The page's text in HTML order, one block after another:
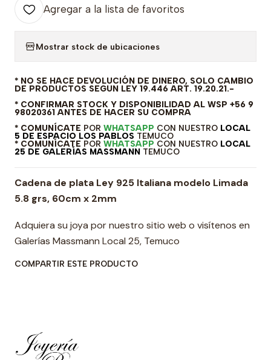
Agregar a la lista de favoritos
Mostrar stock de ubicaciones
* NO SE HACE DEVOLUCIÓN DE DINERO, SOLO CAMBIO
DE PRODUCTOS SEGUN LEY 19.446 ART. 19.20.21.-
* CONFIRMAR STOCK Y DISPONIBILIDAD AL WSP +56 9
98020361 ANTES DE HACER SU COMPRA
* COMUNÍCATE POR WHATSAPP CON NUESTRO LOCAL
5 DE ESPACIO LOS PABLOS TEMUCO
* COMUNÍCATE POR WHATSAPP CON NUESTRO LOCAL
25 DE GALERÍAS MASSMANN TEMUCO
Cadena de plata Ley 925 Italiana modelo Limada
5.8 grs, 60cm x 2mm
Adquiera su joya por nuestro sitio web o visítenos en
Galerías Massmann Local 25, Temuco
COMPARTIR ESTE PRODUCTO